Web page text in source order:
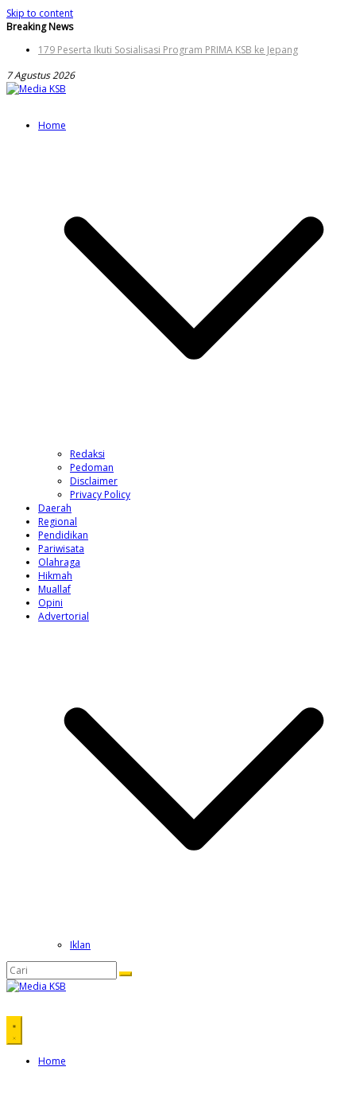
Skip to content
Breaking News
179 Peserta Ikuti Sosialisasi Program PRIMA KSB ke Jepang
Meski Melandai, Distan KSB Terus Perkuat Edukasi Rabies
Disperkim dan DPMPTSP KSB Matangkan Layanan PBG Gratis
7 Agustus 2026
Home
Redaksi
Pedoman
Disclaimer
Privacy Policy
Daerah
Regional
Pendidikan
Pariwisata
Olahraga
Hikmah
Muallaf
Opini
Advertorial
Iklan
Home